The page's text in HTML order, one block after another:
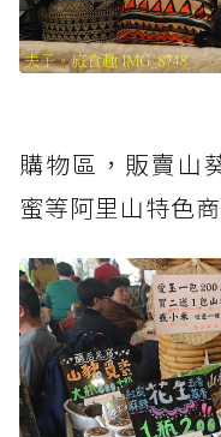
購物區，販賣山
蜜等阿里山特色商